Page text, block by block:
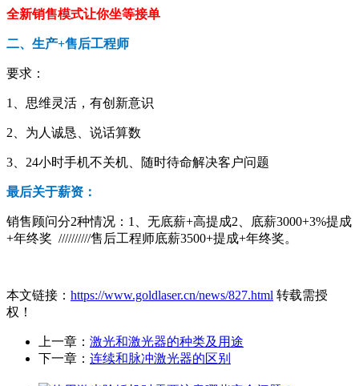
全新销售模式让你坐等接单
二、生产+售后工程师
要求：
1、思维灵活，有创新意识
2、为人诚恳、说话算数
3、24小时手机不关机、随时待命解决客户问题
最后关于薪资：
销售顾问分2种情况：1、无底薪+高提成2、底薪3000+3%提成
+年终奖 //////////售后工程师底薪3500+提成+年终奖。
本文链接： https://www.goldlaser.cn/news/827.html 转载需授
权！
上一章： 激光和激光器的种类及用途
下一章： 连续和脉冲激光器的区别